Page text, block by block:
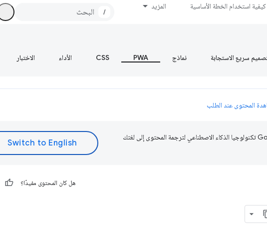
كيفية استخدام الخطة الأساسية المزيد
/
سريع الاستجابة نماذج PWA
CSS الأداء الاختبار
المحتوى عند الطلب
تستخدم Google تكنولوجيا الذكاء الاصطناعي لترجمة المحتوى إلى لغتك
هل كان المحتوى مفيدًا؟